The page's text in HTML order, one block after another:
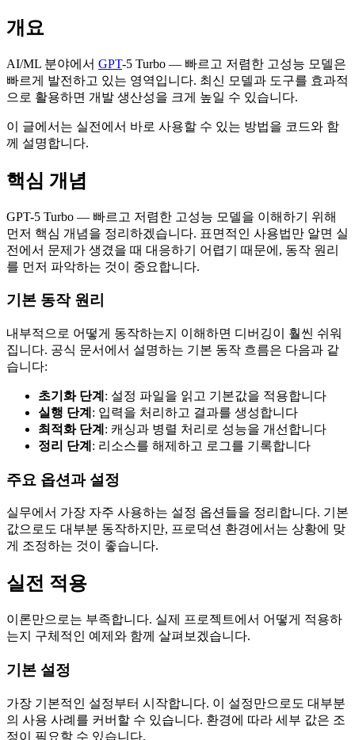
개요
AI/ML 분야에서 GPT-5 Turbo — 빠르고 저렴한 고성능 모델은
빠르게 발전하고 있는 영역입니다. 최신 모델과 도구를 효과적
으로 활용하면 개발 생산성을 크게 높일 수 있습니다.
이 글에서는 실전에서 바로 사용할 수 있는 방법을 코드와 함
께 설명합니다.
핵심 개념
GPT-5 Turbo — 빠르고 저렴한 고성능 모델을 이해하기 위해
먼저 핵심 개념을 정리하겠습니다. 표면적인 사용법만 알면 실
전에서 문제가 생겼을 때 대응하기 어렵기 때문에, 동작 원리
를 먼저 파악하는 것이 중요합니다.
기본 동작 원리
내부적으로 어떻게 동작하는지 이해하면 디버깅이 훨씬 쉬워
집니다. 공식 문서에서 설명하는 기본 동작 흐름은 다음과 같
습니다:
초기화 단계 : 설정 파일을 읽고 기본값을 적용합니다
실행 단계 : 입력을 처리하고 결과를 생성합니다
최적화 단계 : 캐싱과 병렬 처리로 성능을 개선합니다
정리 단계 : 리소스를 해제하고 로그를 기록합니다
주요 옵션과 설정
실무에서 가장 자주 사용하는 설정 옵션들을 정리합니다. 기본
값으로도 대부분 동작하지만, 프로덕션 환경에서는 상황에 맞
게 조정하는 것이 좋습니다.
실전 적용
이론만으로는 부족합니다. 실제 프로젝트에서 어떻게 적용하
는지 구체적인 예제와 함께 살펴보겠습니다.
기본 설정
가장 기본적인 설정부터 시작합니다. 이 설정만으로도 대부분
의 사용 사례를 커버할 수 있습니다. 환경에 따라 세부 값은 조
정이 필요할 수 있습니다.